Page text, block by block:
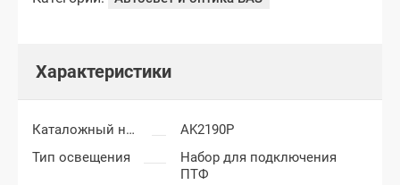
Характеристики
Каталожный номер
AK2190P
Тип освещения
Набор для подключения
ПТФ